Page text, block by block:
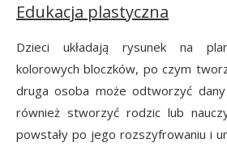
Edukacja plastyczna
Dzieci układają rysunek na
kolorowych bloczków, po czym
druga osoba może odtworzyć
również stworzyć rodzic lub
powstały po jego rozszyfrowaniu i